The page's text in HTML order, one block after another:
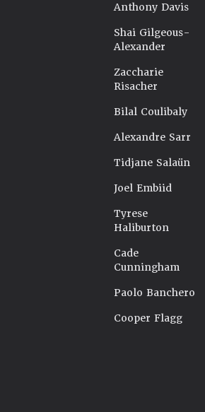
Anthony Davis
Shai Gilgeous-
Alexander
Zaccharie
Risacher
Bilal Coulibaly
Alexandre Sarr
Tidjane Salaün
Joel Embiid
Tyrese
Haliburton
Cade
Cunningham
Paolo Banchero
Cooper Flagg